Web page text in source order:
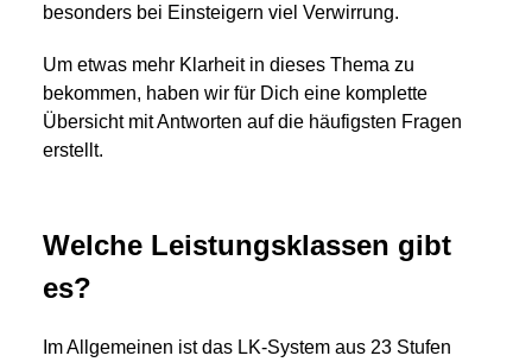
besonders bei Einsteigern viel Verwirrung.
Um etwas mehr Klarheit in dieses Thema zu
bekommen, haben wir für Dich eine komplette
Übersicht mit Antworten auf die häufigsten Fragen
erstellt.
Welche Leistungsklassen gibt
es?
Im Allgemeinen ist das LK-System aus 23 Stufen